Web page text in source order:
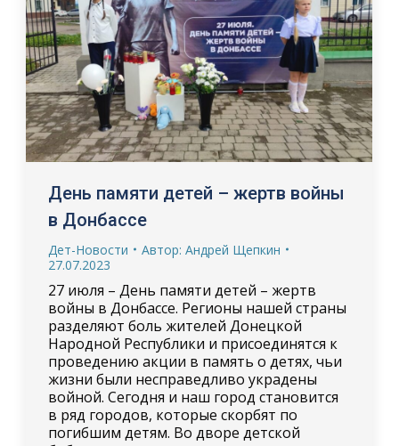
День памяти детей – жертв войны
в Донбассе
Дет-Новости Автор: Андрей Щепкин
27.07.2023
27 июля – День памяти детей – жертв
войны в Донбассе. Регионы нашей страны
разделяют боль жителей Донецкой
Народной Республики и присоединятся к
проведению акции в память о детях, чьи
жизни были несправедливо украдены
войной. Сегодня и наш город становится
в ряд городов, которые скорбят по
погибшим детям. Во дворе детской